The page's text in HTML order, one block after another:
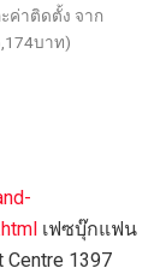
ค่าติดตั้ง จาก
บาท)
เฟซบุ๊กแฟน
Centre 1397